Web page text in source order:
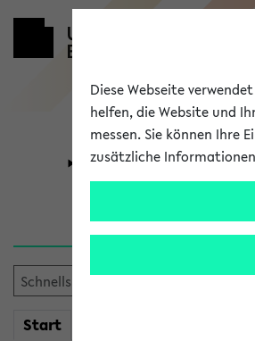
Universität
Start
Diese Webseite
helfen, die Website und
messen. Sie können Ihre
zusätzliche